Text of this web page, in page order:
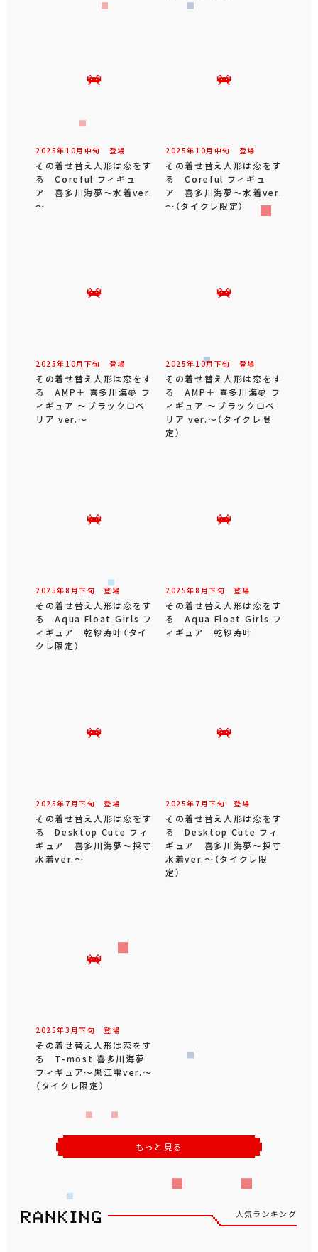
2025年 10月 中旬 登場
その着せ替え人形は恋をす
る Coreful フィギュ
ア 喜多川海夢～水着ver.
～
2025年 10月 中旬 登場
その着せ替え人形は恋をす
る Coreful フィギュ
ア 喜多川海夢～水着ver.
～（タイクレ限定）
2025年 10月 下旬 登場
その着せ替え人形は恋をす
る AMP＋ 喜多川海夢 フ
ィギュア ～ブラックロベ
リア ver.～
2025年 10月 下旬 登場
その着せ替え人形は恋をす
る AMP＋ 喜多川海夢 フ
ィギュア ～ブラックロベ
リア ver.～（タイクレ限
定）
2025年8 月下旬 登場
その着せ替え人形は恋をす
る Aqua Float Girls フ
ィギュア 乾紗寿叶（タイ
クレ限定）
2025年8 月下旬 登場
その着せ替え人形は恋をす
る Aqua Float Girls フ
ィギュア 乾紗寿叶
2025年 7 月下旬 登場
その着せ替え人形は恋をす
る Desktop Cute フィ
ギュア 喜多川海夢～採寸
水着ver.～
2025年 7 月下旬 登場
その着せ替え人形は恋をす
る Desktop Cute フィ
ギュア 喜多川海夢～採寸
水着ver.～（タイクレ限
定）
2025年3 月下旬 登場
その着せ替え人形は恋をす
る T-most 喜多川海夢
フィギュア～黒江雫ver.～
（タイクレ限定）
もっと見る
人気ランキング